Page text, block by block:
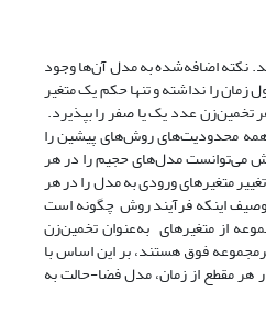
نکته اضافه‌شده به مدل آن‌ها وجود
زمان را نداشته و تنها حکم یک متغیر
تخمین‌زن عدد یک یا صفر را بپذیرد.
محدودیت‌های روش‌های پیشین را
می‌توانست مدل‌های حجیم را در هر
متغیرهای ورودی به مدل را در هر
اینکه فرآیند روش چگونه است
از متغیرهای به‌عنوان تخمین‌زن
فوق هستند، بر این اساس با
مقطع از زمان، مدل فضا-حالت به